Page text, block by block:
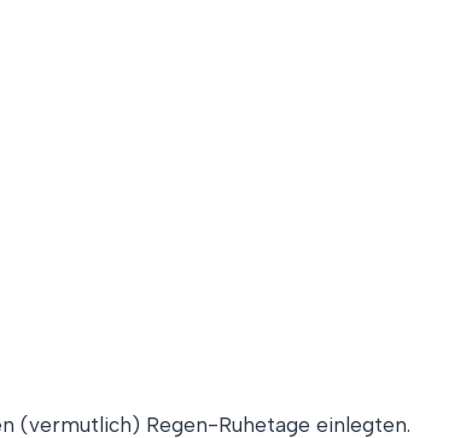
(vermutlich) Regen-Ruhetage einlegten.